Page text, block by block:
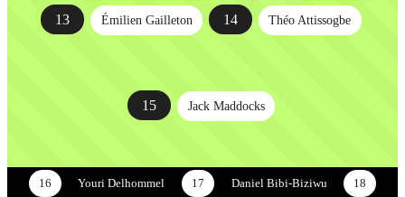
13 Émilien Gailleton 14 Théo Attissogbe
15 Jack Maddocks
16 Youri Delhommel 17 Daniel Bibi-Biziwu 18